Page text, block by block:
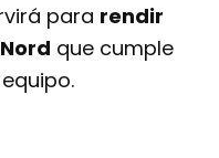
para rendir
que cumple